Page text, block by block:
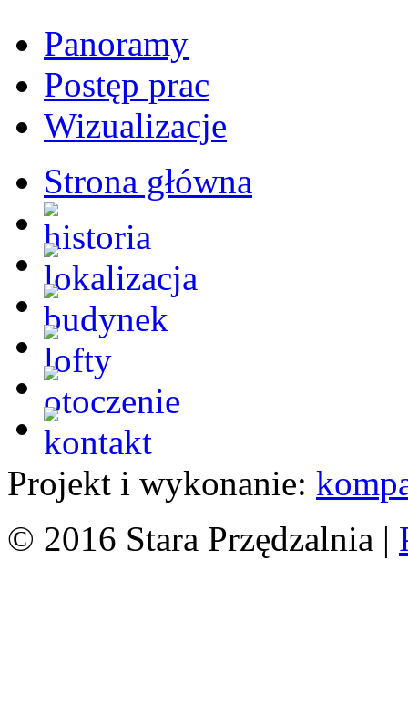
Panoramy
Postęp prac
Wizualizacje
Strona główna
Projekt i wykonanie:
© 2016 Stara Przędzalnia |